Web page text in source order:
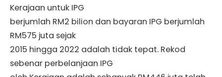
Kerajaan untuk IPG
berjumlah RM2 bilion dan bayaran IPG berjumlah
RM575 juta sejak
2015 hingga 2022 adalah tidak tepat. Rekod
sebenar perbelanjaan IPG